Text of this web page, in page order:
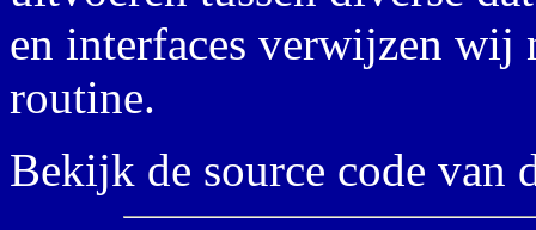
en interfaces verwijzen wij
routine.
Bekijk de source code van